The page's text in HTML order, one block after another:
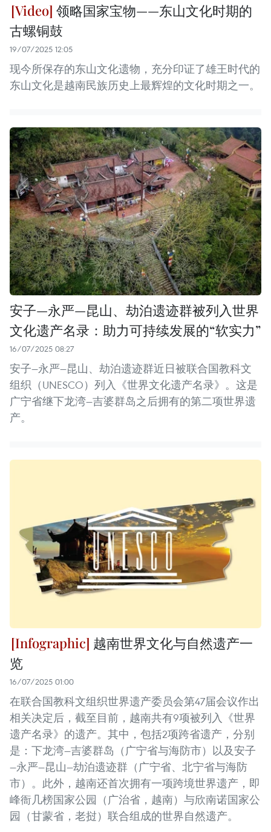
领略国家宝物——东山文化时期的
古螺铜鼓
19/07/2025 12:05
现今所保存的东山文化遗物，充分印证了雄王时代的
东山文化是越南民族历史上最辉煌的文化时期之一。
安子—永严—昆山、劫泊遗迹群被列入世界
文化遗产名录：助力可持续发展的“软实力”
16/07/2025 08:27
安子—永严—昆山、劫泊遗迹群近日被联合国教科文
组织（UNESCO）列入《世界文化遗产名录》。这是
广宁省继下龙湾—吉婆群岛之后拥有的第二项世界遗
产。
越南世界文化与自然遗产一
览
16/07/2025 01:00
在联合国教科文组织世界遗产委员会第47届会议作出
相关决定后，截至目前，越南共有9项被列入《世界
遗产名录》的遗产。其中，包括2项跨省遗产，分别
是：下龙湾—吉婆群岛（广宁省与海防市）以及安子
—永严—昆山—劫泊遗迹群（广宁省、北宁省与海防
市）。此外，越南还首次拥有一项跨境世界遗产，即
峰衙几榜国家公园（广治省，越南）与欣南诺国家公
园（甘蒙省，老挝）联合组成的世界自然遗产。